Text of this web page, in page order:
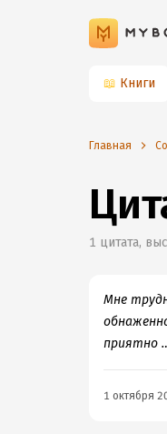
📖 Книги
Главная
1 цитата,
Мне
приятно
1 октября